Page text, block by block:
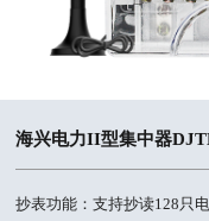
海兴电力II型集中器
抄表功能：支持抄读128只